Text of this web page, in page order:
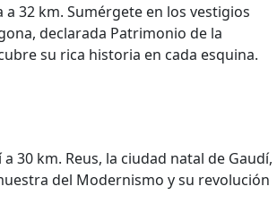
32 km. Sumérgete en los vestigios
declarada Patrimonio de la
su rica historia en cada esquina.
30 km. Reus, la ciudad natal de Gaudí,
del Modernismo y su revolución